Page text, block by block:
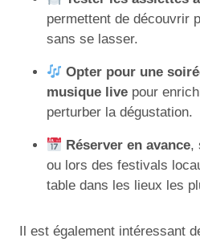
permettent de découvrir
sans se lasser.
Opter pour une
musique live pour
perturber la dégustation.
Réserver en avance,
ou lors des festivals
table dans les lieux les
Il est également intéressant